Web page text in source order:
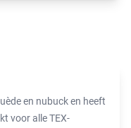
en nubuck en heeft
voor alle TEX-